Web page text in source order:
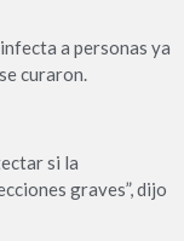
a personas ya
curaron.
si la
graves”, dijo